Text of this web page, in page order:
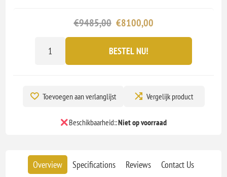
€9485,00 €8100,00
BESTEL NU!
Toevoegen aan verlanglijst Vergelijk product
Beschikbaarheid::Niet op voorraad
Overview Specifications Reviews Contact Us